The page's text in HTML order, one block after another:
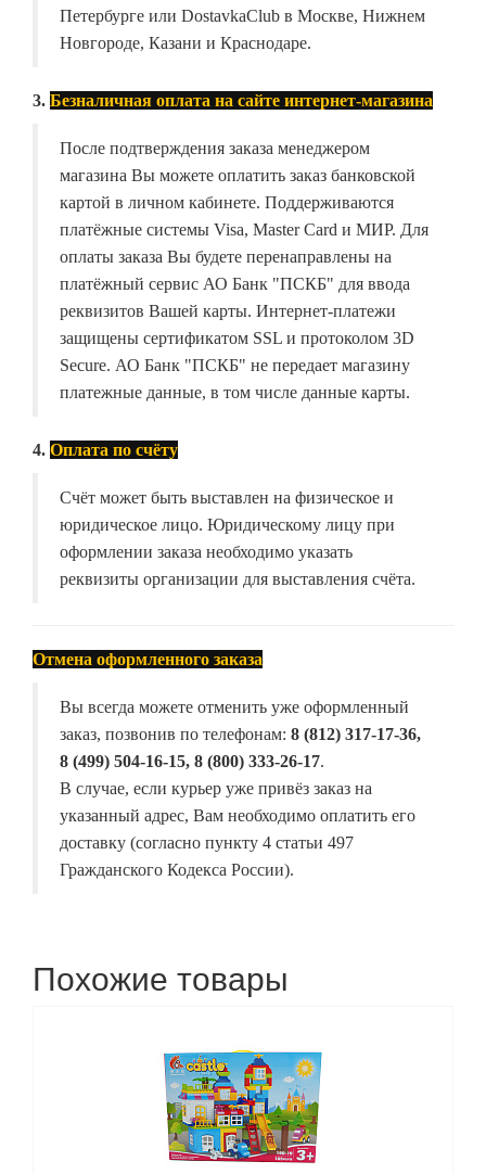
Петербурге или DostavkaClub в Москве, Нижнем
Новгороде, Казани и Краснодаре.
3. Безналичная оплата на сайте интернет-магазина
После подтверждения заказа менеджером
магазина Вы можете оплатить заказ банковской
картой в личном кабинете. Поддерживаются
платёжные системы Visa, Master Card и МИР. Для
оплаты заказа Вы будете перенаправлены на
платёжный сервис АО Банк "ПСКБ" для ввода
реквизитов Вашей карты. Интернет-платежи
защищены сертификатом SSL и протоколом 3D
Secure. АО Банк "ПСКБ" не передает магазину
платежные данные, в том числе данные карты.
4. Оплата по счёту
Счёт может быть выставлен на физическое и
юридическое лицо. Юридическому лицу при
оформлении заказа необходимо указать
реквизиты организации для выставления счёта.
Отмена оформленного заказа
Вы всегда можете отменить уже оформленный
заказ, позвонив по телефонам: 8 (812) 317-17-36,
8 (499) 504-16-15, 8 (800) 333-26-17.
В случае, если курьер уже привёз заказ на
указанный адрес, Вам необходимо оплатить его
доставку (согласно пункту 4 статьи 497
Гражданского Кодекса России).
Похожие товары